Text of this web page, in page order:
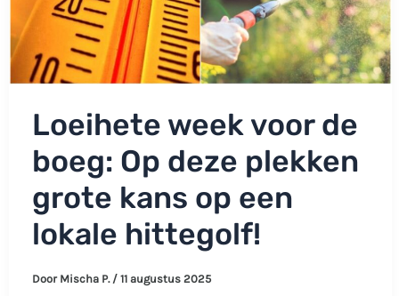
Loeihete week voor de
boeg: Op deze plekken
grote kans op een
lokale hittegolf!
Door Mischa P. / 11 augustus 2025